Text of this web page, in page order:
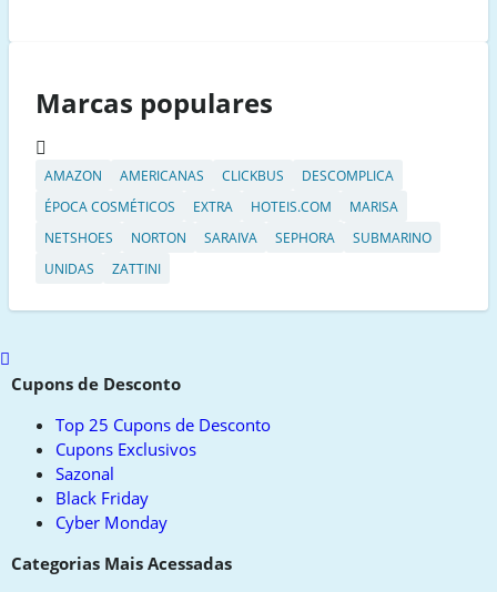
Marcas populares
AMAZON AMERICANAS CLICKBUS
DESCOMPLICA
ÉPOCA COSMÉTICOS
EXTRA HOTEIS.COM
MARISA
NETSHOES
NORTON SARAIVA SEPHORA
SUBMARINO
UNIDAS
ZATTINI
Scroll
toCupons de Desconto
Top 25 Cupons de Desconto
Cupons Exclusivos
Sazonal
Black Friday
Cyber Monday
Categorias Mais Acessadas